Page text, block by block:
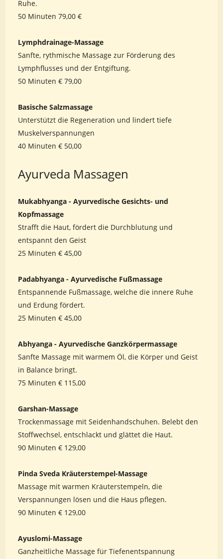
Ruhe.
50 Minuten 79,00 €
Lymphdrainage-Massage
Sanfte, rythmische Massage zur Förderung des
Lymphflusses und der Entgiftung.
50 Minuten € 79,00
Basische Salzmassage
Unterstützt die Regeneration und lindert tiefe
Muskelverspannungen
40 Minuten € 50,00
Ayurveda Massagen
Mukabhyanga - Ayurvedische Gesichts- und
Kopfmassage
Strafft die Haut, fördert die Durchblutung und
entspannt den Geist
25 Minuten € 45,00
Padabhyanga - Ayurvedische Fußmassage
Entspannende Fußmassage, welche die innere Ruhe
und Erdung fördert.
25 Minuten € 45,00
Abhyanga - Ayurvedische Ganzkörpermassage
Sanfte Massage mit warmem Öl, die Körper und Geist
in Balance bringt.
75 Minuten € 115,00
Garshan-Massage
Trockenmassage mit Seidenhandschuhen. Belebt den
Stoffwechsel, entschlackt und glättet die Haut.
90 Minuten € 129,00
Pinda Sveda Kräuterstempel-Massage
Massage mit warmen Kräuterstempeln, die
Verspannungen lösen und die Haus pflegen.
90 Minuten € 129,00
Ayuslomi-Massage
Ganzheitliche Massage für Tiefenentspannung